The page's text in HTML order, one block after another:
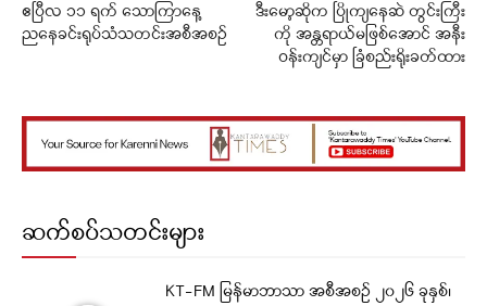
ဧပြီလ ၁၁ ရက် သောကြာနေ့
ညနေခင်းရုပ်သံသတင်းအစီအစဉ်
ဒီးမော့ဆိုက ပြိုကျနေဆဲ တွင်းကြီး
ကို အန္တရာယ်မဖြစ်အောင် အနီး
ဝန်းကျင်မှာ ခြံစည်းရိုးခတ်ထား
ဆက်စပ်သတင်းများ
KT-FM မြန်မာဘာသာ အစီအစဉ် ၂၀၂၆ ခုနှစ်၊